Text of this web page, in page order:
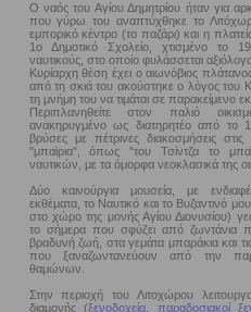
Ο ναός του Αγίου Δημητρίου ήταν για
που γύρω του αναπτύχθηκε το
εμπορικό κέντρο (το παζάρι) και η
1ο Δημοτικό Σχολείο, χτισμένο το
ναυτικούς, στο οποίο φυλάσσεται
Κυρίαρχη θέση έχει ο αιωνόβιος
από τη σκιά του ακούστηκε ο λόγος του
τη μνήμη του να τιμάται σε παρακείμενο
Περιπλανηθείτε στον παλιό
ανακηρυγμένο ως διατηρητέο από το
βρύσες με πέτρινες διακοσμήσεις στις
"μπαϊρια", όπως "του Τσίντζα το
ναυτικών, με τα όμορφα νεοκλασικά της
Δύο καινούργια μουσεία, με
εκθέματα, το Ναυτικό και το Βυζαντινό
στο χώρο της μονής Αγίου Διονυσίου)
το σήμερα που σφύζει από ζωντάνια
βραδυνή ζωή, στα γεμάτα μπαράκια και
που ξαναζωντανεύουν από την
θαμώνων.
Στην περιοχή του Λιτοχώρου
διαμονής (ξενοδοχεία, παραδοσιακοί